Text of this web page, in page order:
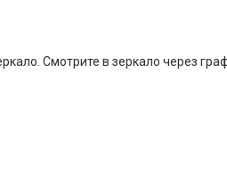
Смотрите в зеркало через